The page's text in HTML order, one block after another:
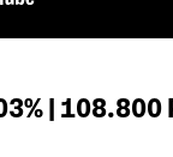
| 108.800